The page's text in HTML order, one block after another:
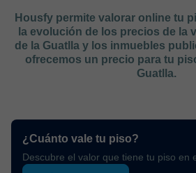
Housfy permite valorar online tu
la evolución de los precios de la
de la Guatlla y los inmuebles
ofrecemos un precio para tu
Guatlla.
¿Cuánto vale tu piso?
Descubre el valor que tiene tu piso en